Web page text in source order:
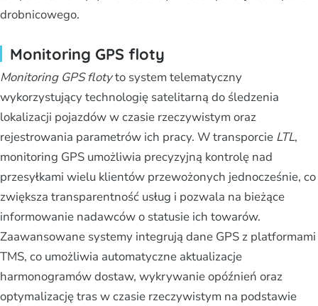
drobnicowego.
Monitoring GPS floty
Monitoring GPS flotyto system telematyczny
wykorzystujący technologię satelitarną do śledzenia
lokalizacji pojazdów w czasie rzeczywistym oraz
rejestrowania parametrów ich pracy. W transporcie LTL,
monitoring GPS umożliwia precyzyjną kontrolę nad
przesyłkami wielu klientów przewożonych jednocześnie, co
zwiększa transparentność usług i pozwala na bieżące
informowanie nadawców o statusie ich towarów.
Zaawansowane systemy integrują dane GPS z platformami
TMS, co umożliwia automatyczne aktualizacje
harmonogramów dostaw, wykrywanie opóźnień oraz
optymalizację tras w czasie rzeczywistym na podstawie